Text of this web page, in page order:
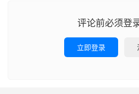
评论前必须登录
立即登录